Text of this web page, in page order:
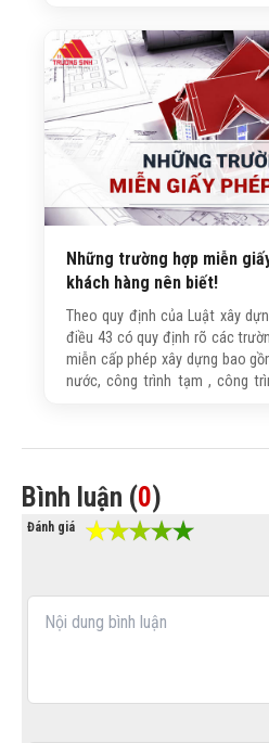
trước khi đặt những viên gạch
chất lượng cuộc sống.
Những trường hợp miễn
khách hàng nên biết!
Theo quy định của Luật xây
điều 43 có quy định rõ các
miễn cấp phép xây dựng bao
nước, công trình tạm , công
có quy hoạch đô thị và các
Bình luận (0)
Đánh giá